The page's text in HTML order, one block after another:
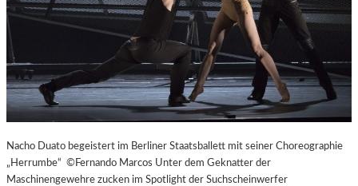
Nacho Duato begeistert im Berliner Staatsballett mit seiner Choreographie
„Herrumbe“ ©Fernando Marcos Unter dem Geknatter der
Maschinengewehre zucken im Spotlight der Suchscheinwerfer